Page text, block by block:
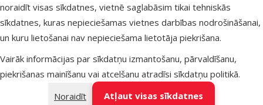
noraidīt visas sīkdatnes, vietnē saglabāsim tikai tehniskās
sīkdatnes, kuras nepieciešamas vietnes darbības nodrošināšanai,
un kuru lietošanai nav nepieciešama lietotāja piekrišana.
Vairāk informācijas par sīkdatņu izmantošanu, pārvaldīšanu,
piekrišanas mainīšanu vai atcelšanu atradīsi sīkdatņu politikā.
Noraidīt
Atļaut visas sīkdatnes
Kārtot pēc
Produkti nav atrasti